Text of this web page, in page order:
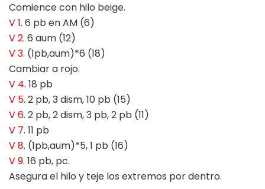
Comience con hilo beige.
V 1. 6 pb en AM (6)
V 2. 6 aum (12)
V 3. (1pb,aum)*6 (18)
Cambiar a rojo.
V 4. 18 pb
V 5. 2 pb, 3 dism, 10 pb (15)
V 6. 2 pb, 2 dism, 3 pb, 2 pb (11)
V 7. 11 pb
V 8. (1pb,aum)*5, 1 pb (16)
V 9. 16 pb, pc.
Asegura el hilo y teje los extremos por dentro.